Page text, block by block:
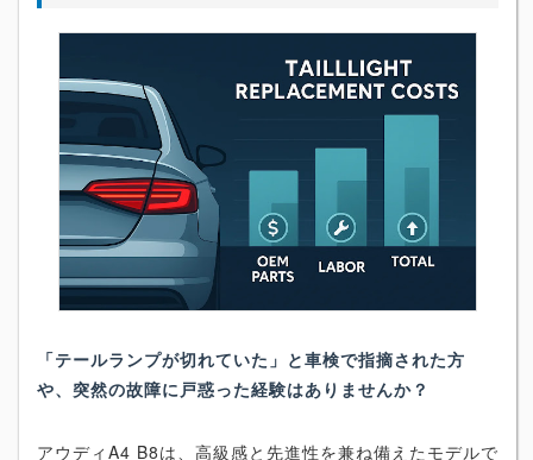
「テールランプが切れていた」と車検で指摘された方
や、突然の故障に戸惑った経験はありませんか？
アウディA4 B8は、高級感と先進性を兼ね備えたモデルで